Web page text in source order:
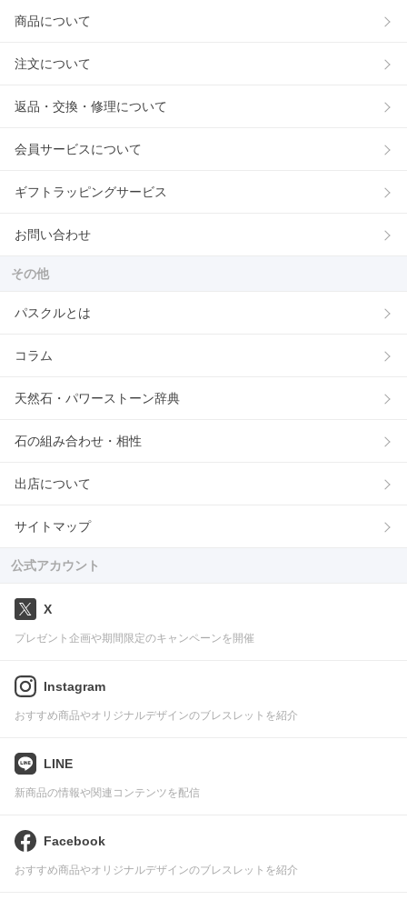
商品について
注文について
返品・交換・修理について
会員サービスについて
ギフトラッピングサービス
お問い合わせ
その他
パスクルとは
コラム
天然石・パワーストーン辞典
石の組み合わせ・相性
出店について
サイトマップ
公式アカウント
X
プレゼント企画や期間限定のキャンペーンを開催
Instagram
おすすめ商品やオリジナルデザインのブレスレットを紹介
LINE
新商品の情報や関連コンテンツを配信
Facebook
おすすめ商品やオリジナルデザインのブレスレットを紹介